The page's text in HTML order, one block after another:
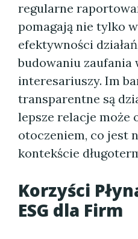
regularne
pomagają nie tylko
efektywności
budowaniu zaufania
interesariuszy. Im
transparentne są
lepsze relacje może
otoczeniem, co jest
kontekście
Korzyści
ESG dla Firm